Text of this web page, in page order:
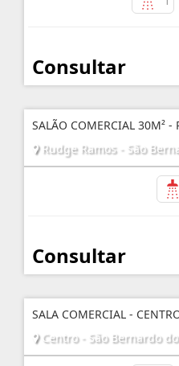
Consultar
SALÃO COMERCIAL 30M² -
Rudge Ramos - São
Consultar
SALA COMERCIAL -
Centro - São Bernardo